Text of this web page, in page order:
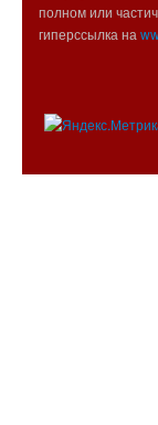
полном или
гиперссылка на